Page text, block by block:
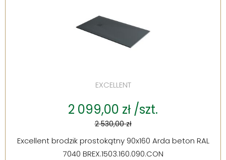
EXCELLENT
2 099,00 zł /szt.
2 530,00 zł
Excellent brodzik prostokątny 90x160 Arda beton RAL
7040 BREX.1503.160.090.CON